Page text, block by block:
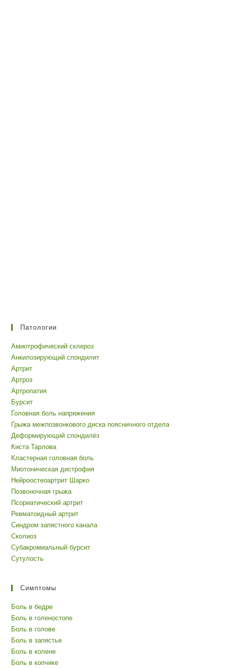
Патологии
Амиотрофический склероз
Анкилозирующий спондилит
Артрит
Артроз
Артропатия
Бурсит
Головная боль напряжения
Грыжа межпозвонкового диска поясничного отдела
Деформирующий спондилёз
Киста Тарлова
Кластерная головная боль
Миотоническая дистрофия
Нейроостеоартрит Шарко
Позвоночная грыжа
Псориатический артрит
Ревматоидный артрит
Синдром запястного канала
Сколиоз
Субакромиальный бурсит
Сутулость
Симптомы
Боль в бедре
Боль в голеностопе
Боль в голове
Боль в запястье
Боль в колене
Боль в копчике